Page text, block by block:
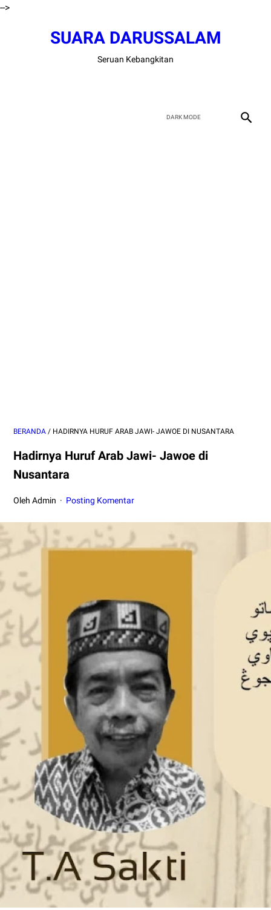
-->
SUARA DARUSSALAM
Seruan Kebangkitan
BERANDA / HADIRNYA HURUF ARAB JAWI- JAWOE DI NUSANTARA
Hadirnya Huruf Arab Jawi- Jawoe di
Nusantara
Oleh Admin Posting Komentar